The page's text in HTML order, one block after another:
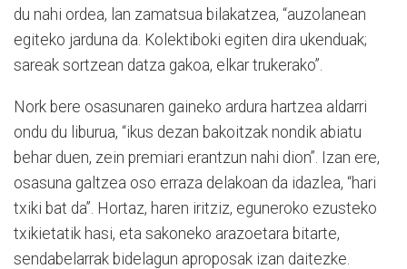
du nahi ordea, lan zamatsua bilakatzea, “auzolanean
egiteko jarduna da. Kolektiboki egiten dira ukenduak;
sareak sortzean datza gakoa, elkar trukerako”.
Nork bere osasunaren gaineko ardura hartzea aldarri
ondu du liburua, “ikus dezan bakoitzak nondik abiatu
behar duen, zein premiari erantzun nahi dion”. Izan ere,
osasuna galtzea oso erraza delakoan da idazlea, “hari
txiki bat da”. Hortaz, haren iritziz, eguneroko ezusteko
txikietatik hasi, eta sakoneko arazoetara bitarte,
sendabelarrak bidelagun aproposak izan daitezke.